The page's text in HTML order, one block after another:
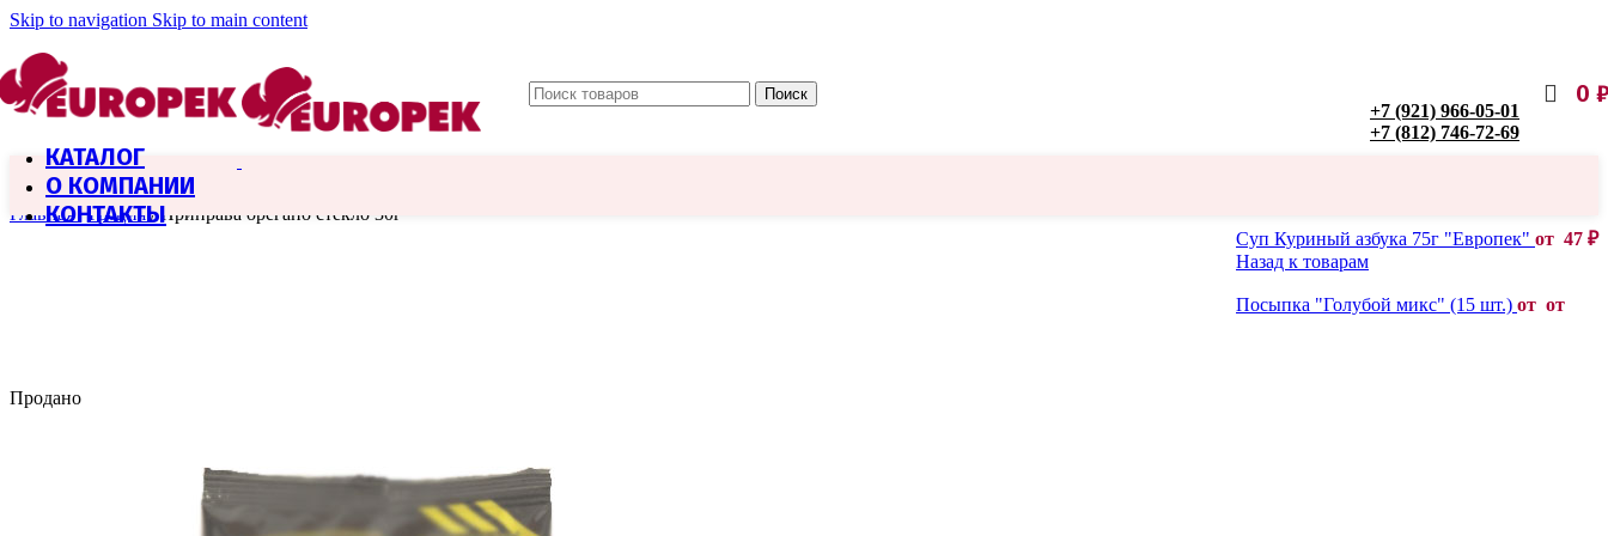
Skip to navigation Skip to main content
Поиск
+7 (921) 966-05-01
+7 (812) 746-72-69
0
КАТАЛОГ
О КОМПАНИИ
КОНТАКТЫ
Главная / Греция / Приправа орегано стекло 30г
Суп Куриный азбука 75г "Европек" от 47 ₽
Назад к товарам
Посыпка "Голубой микс" (15 шт.) от от
Продано